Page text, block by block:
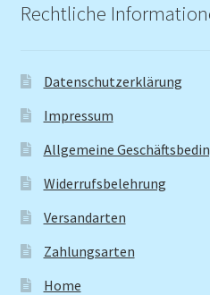
Rechtliche
Datenschutzerklärung
Impressum
Allgemeine
Widerrufsbelehrung
Versandarten
Zahlungsarten
Home